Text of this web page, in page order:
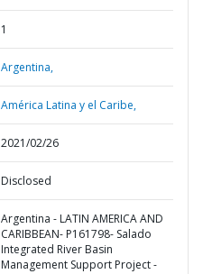
1
Argentina,
América Latina y el Caribe,
2021/02/26
Disclosed
Argentina - LATIN AMERICA AND
CARIBBEAN- P161798- Salado
Integrated River Basin
Management Support Project -